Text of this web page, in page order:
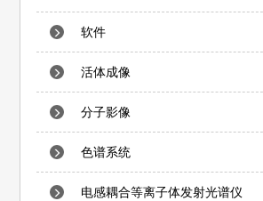
软件
活体成像
分子影像
色谱系统
电感耦合等离子体发射光谱仪